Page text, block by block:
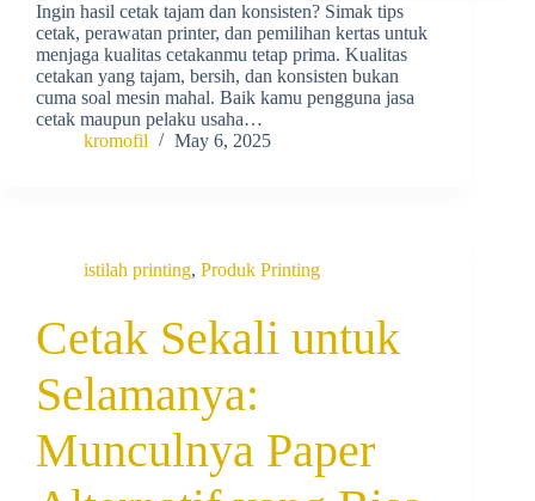
Ingin hasil cetak tajam dan konsisten? Simak tips
cetak, perawatan printer, dan pemilihan kertas untuk
menjaga kualitas cetakanmu tetap prima. Kualitas
cetakan yang tajam, bersih, dan konsisten bukan
cuma soal mesin mahal. Baik kamu pengguna jasa
cetak maupun pelaku usaha…
kromofil
May 6, 2025
istilah printing, Produk Printing
Cetak Sekali untuk
Selamanya:
Munculnya Paper